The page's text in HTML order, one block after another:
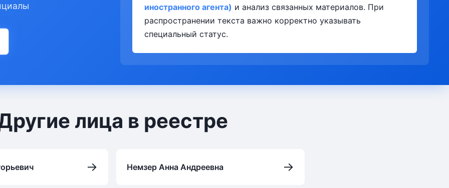
иностранного агента) и анализ связанных материалов. При
распространении текста важно корректно указывать
специальный статус.
лица в реестре
→ Немзер Анна Андреевна →